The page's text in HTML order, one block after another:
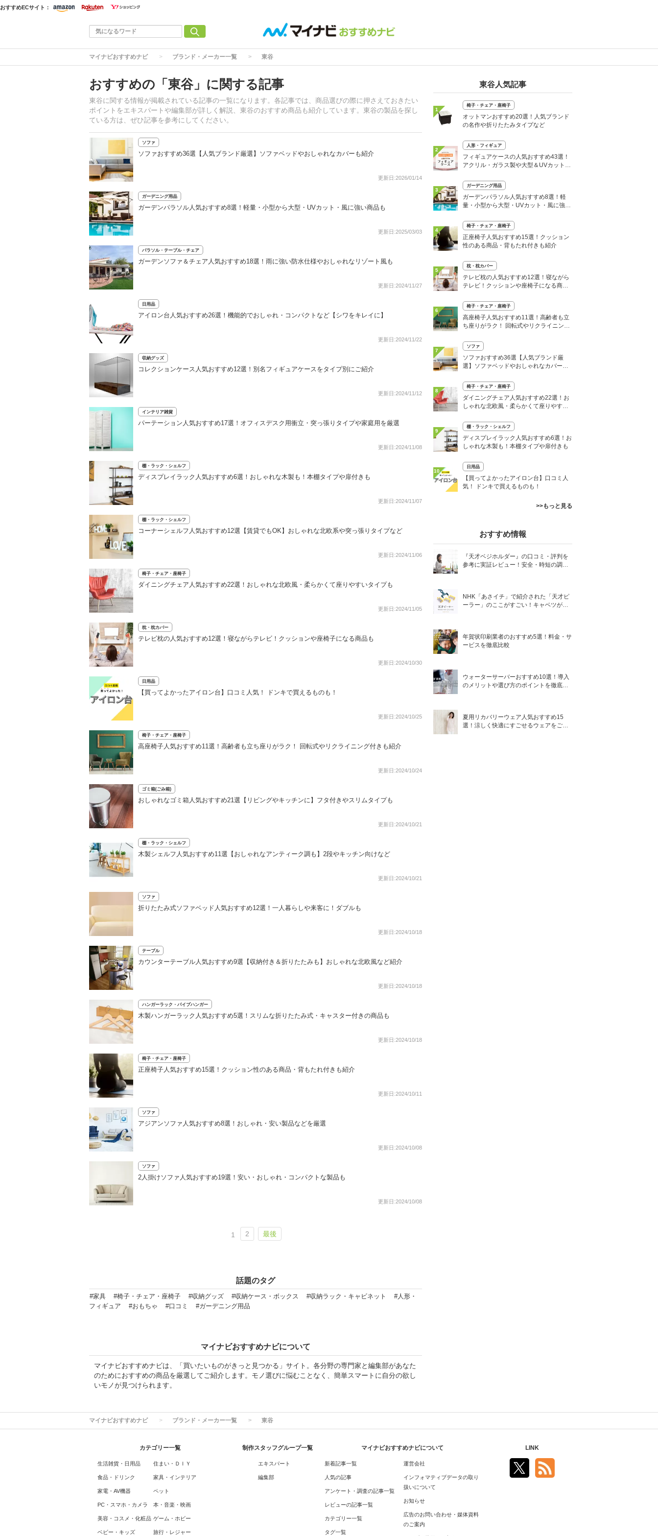
おすすめECサイト：
マイナビおすすめナビ ブランド・メーカー一覧 東谷
おすすめの「東谷」に関する記事
東谷に関する情報が掲載されている記事の一覧になります。各記事では、商品選びの際に押さえておきたい
ポイントをエキスパートや編集部が詳しく解説、東谷のおすすめ商品も紹介しています。東谷の製品を探し
ている方は、ぜひ記事を参考にしてください。
ソファ
ソファおすすめ36選【人気ブランド厳選】ソファベッドやおしゃれなカバーも紹介
更新日:2026/01/14
ガーデニング用品
ガーデンパラソル人気おすすめ8選！軽量・小型から大型・UVカット・風に強い商品も
更新日:2025/03/03
パラソル・テーブル・チェア
ガーデンソファ＆チェア人気おすすめ18選！雨に強い防水仕様やおしゃれなリゾート風も
更新日:2024/11/27
日用品
アイロン台人気おすすめ26選！機能的でおしゃれ・コンパクトなど【シワをキレイに】
更新日:2024/11/22
収納グッズ
コレクションケース人気おすすめ12選！別名フィギュアケースをタイプ別にご紹介
更新日:2024/11/12
インテリア雑貨
パーテーション人気おすすめ17選！オフィスデスク用衝立・突っ張りタイプや家庭用を厳選
更新日:2024/11/08
棚・ラック・シェルフ
ディスプレイラック人気おすすめ6選！おしゃれな木製も！本棚タイプや扉付きも
更新日:2024/11/07
棚・ラック・シェルフ
コーナーシェルフ人気おすすめ12選【賃貸でもOK】おしゃれな北欧系や突っ張りタイプなど
更新日:2024/11/06
椅子・チェア・座椅子
ダイニングチェア人気おすすめ22選！おしゃれな北欧風・柔らかくて座りやすいタイプも
更新日:2024/11/05
枕・枕カバー
テレビ枕の人気おすすめ12選！寝ながらテレビ！クッションや座椅子になる商品も
更新日:2024/10/30
日用品
【買ってよかったアイロン台】口コミ人気！ ドンキで買えるものも！
更新日:2024/10/25
椅子・チェア・座椅子
高座椅子人気おすすめ11選！高齢者も立ち座りがラク！ 回転式やリクライニング付きも紹介
更新日:2024/10/24
ゴミ箱(ごみ箱)
おしゃれなゴミ箱人気おすすめ21選【リビングやキッチンに】フタ付きやスリムタイプも
更新日:2024/10/21
棚・ラック・シェルフ
木製シェルフ人気おすすめ11選【おしゃれなアンティーク調も】2段やキッチン向けなど
更新日:2024/10/21
ソファ
折りたたみ式ソファベッド人気おすすめ12選！一人暮らしや来客に！ダブルも
更新日:2024/10/18
テーブル
カウンターテーブル人気おすすめ9選【収納付き＆折りたたみも】おしゃれな北欧風など紹介
更新日:2024/10/18
ハンガーラック・パイプハンガー
木製ハンガーラック人気おすすめ5選！スリムな折りたたみ式・キャスター付きの商品も
更新日:2024/10/18
椅子・チェア・座椅子
正座椅子人気おすすめ15選！クッション性のある商品・背もたれ付きも紹介
更新日:2024/10/11
ソファ
アジアンソファ人気おすすめ8選！おしゃれ・安い製品などを厳選
更新日:2024/10/08
ソファ
2人掛けソファ人気おすすめ19選！安い・おしゃれ・コンパクトな製品も
更新日:2024/10/08
1 2 最後
話題のタグ
#家具 #椅子・チェア・座椅子 #収納グッズ #収納ケース・ボックス #収納ラック・キャビネット
#人形・
フィギュア
#おもちゃ #口コミ #ガーデニング用品
マイナビおすすめナビについて
マイナビおすすめナビは、「買いたいものがきっと見つかる」サイト。各分野の専門家と編集部があなた
のためにおすすめの商品を厳選してご紹介します。モノ選びに悩むことなく、簡単スマートに自分の欲し
いモノが見つけられます。
東谷人気記事
1
椅子・チェア・座椅子
オットマンおすすめ20選！人気ブランド
の名作や折りたたみタイプなど
2
人形・フィギュア
フィギュアケースの人気おすすめ43選！
アクリル・ガラス製や大型＆UVカットケ
3
ガーデニング用品
ガーデンパラソル人気おすすめ8選！軽
量・小型から大型・UVカット・風に強い
4
椅子・チェア・座椅子
正座椅子人気おすすめ15選！クッション
性のある商品・背もたれ付きも紹介
5
枕・枕カバー
テレビ枕の人気おすすめ12選！寝ながら
テレビ！クッションや座椅子になる商品
6
椅子・チェア・座椅子
高座椅子人気おすすめ11選！高齢者も立
ち座りがラク！ 回転式やリクライニング
7
ソファ
ソファおすすめ36選【人気ブランド厳
選】ソファベッドやおしゃれなカバーも
8
椅子・チェア・座椅子
ダイニングチェア人気おすすめ22選！お
しゃれな北欧風・柔らかくて座りやすい
9
棚・ラック・シェルフ
ディスプレイラック人気おすすめ6選！お
しゃれな木製も！本棚タイプや扉付きも
10
日用品
【買ってよかったアイロン台】口コミ人
気！ ドンキで買えるものも！
>>もっと見る
おすすめ情報
『天才ベジホルダー』の口コミ・評判を
参考に実証レビュー！安全・時短の調理
NHK「あさイチ」で紹介された「天才ピ
ーラー」のここがすごい！キャベツがほ
年賀状印刷業者のおすすめ5選！料金・サ
ービスを徹底比較
ウォーターサーバーおすすめ10選！導入
のメリットや選び方のポイントを徹底解
夏用リカバリーウェア人気おすすめ15
選！涼しく快適にすごせるウェアをご紹
マイナビおすすめナビ ブランド・メーカー一覧 東谷
カテゴリー一覧
生活雑貨・日用品
食品・ドリンク
家電・AV機器
PC・スマホ・カメラ
美容・コスメ・化粧品
ベビー・キッズ
住まい・ＤＩＹ
家具・インテリア
ペット
本・音楽・映画
ゲーム・ホビー
旅行・レジャー
制作スタッフグループ一覧
エキスパート
編集部
マイナビおすすめナビについて
新着記事一覧
人気の記事
アンケート・調査の記事一覧
レビューの記事一覧
カテゴリー一覧
タグ一覧
運営会社
インフォマティブデータの取り
扱いについて
お知らせ
広告のお問い合わせ・媒体資料
のご案内
LINK